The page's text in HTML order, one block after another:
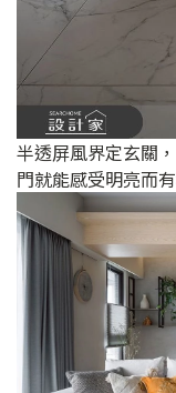
半透屏風界定玄關
門就能感受明亮而